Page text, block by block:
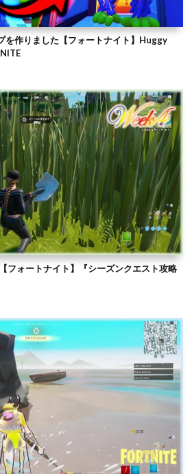
を作りました【フォートナイト】Huggy
フォートナイト】『シーズンクエスト攻略